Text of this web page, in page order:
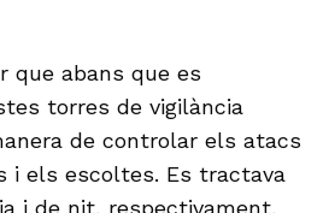
que abans que es
torres de vigilància
de controlar els atacs
i els escoltes. Es tractava
i de nit, respectivament,